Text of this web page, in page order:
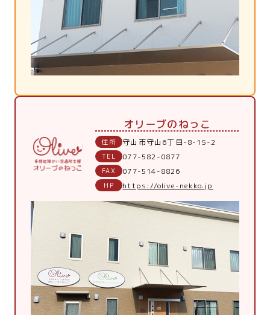
オリーブのねっこ
住所 守山市守山6丁目-8-15-2
TEL 077-582-0877
FAX 077-514-8826
HP https://olive-nekko.jp